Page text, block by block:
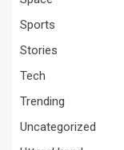
Sports
Stories
Tech
Trending
Uncategorized